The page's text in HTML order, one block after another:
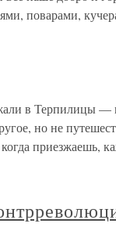
поварами,
в Терпилицы —
но не
приезжаешь,